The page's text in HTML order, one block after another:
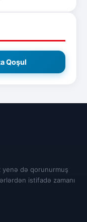
Qoşul
yenə də qorunurmuş
istifadə zamanı